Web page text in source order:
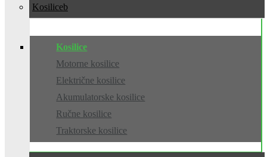
Kosilice
Kosilice
Motorne kosilice
Električne kosilice
Akumulatorske kosilice
Ručne kosilice
Traktorske kosilice